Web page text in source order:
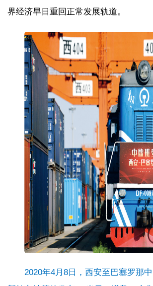
界经济早日重回正常发展轨道。
2020年4月8日，西安至巴塞罗那